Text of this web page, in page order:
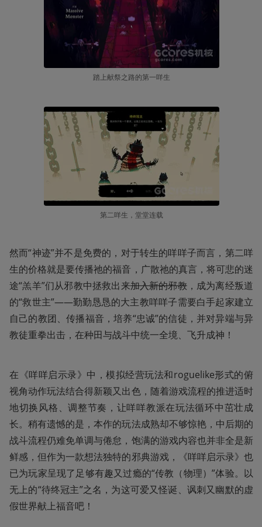
踏上献祭之路的第一咩生
第二咩生，堂堂连载
然而“神迹”并不是免费的，对于转生的咩咩子而言，第二咩
生的价格就是要传播祂的福音，广散祂的真言，将可悲的迷
途“羔羊”们从邪教中拯救出来加入新的邪教，成为离经叛道
的“救世主”——勤勤恳恳的大主教咩咩子需要白手起家建立
自己的教团、传播福音，培养“忠诚”的信徒，并对异端与异
教徒重拳出击，在种田与战斗中统一全境、飞升成神！
在《咩咩启示录》中，模拟经营玩法和roguelike形式的俯
视角动作玩法结合得新颖又出色，随着游戏流程的推进适时
地切换风格、调整节奏，让咩咩教派在玩法循环中茁壮成
长。稍有遗憾的是，本作的玩法成熟却不够惊艳，中后期的
战斗流程仍难免单调与倦怠，饱满的游戏内容也并非全是新
鲜感，但作为一款想法独特的邪典游戏，《咩咩启示录》也
已为玩家呈现了足够有趣又过瘾的“传教（物理）”体验。以
无上的“待终冠主”之名，为这可爱又怪诞、讽刺又幽默的虚
假世界献上福音吧！